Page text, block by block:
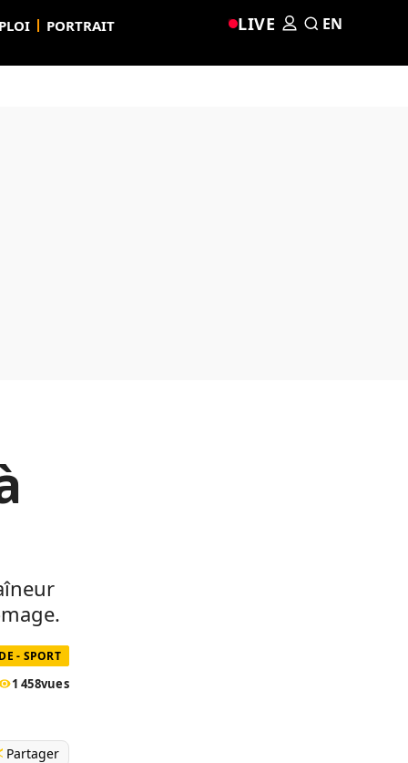
PORTRAIT LIVE EN
- SPORT
1 458vues
Partager